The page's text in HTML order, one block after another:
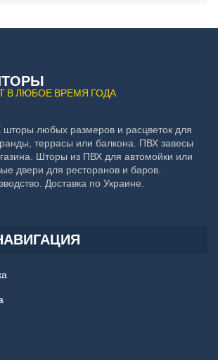
В ЛЮБОЕ ВРЕМЯ ГОДА
любых размеров и расцветок для
террасы или балкона. ПВХ завесы
Шторы из ПВХ для автомойки или
двери для ресторанов и баров.
Доставка по Украине.